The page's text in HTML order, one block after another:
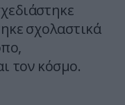
σχολαστικά
τον κόσμο.